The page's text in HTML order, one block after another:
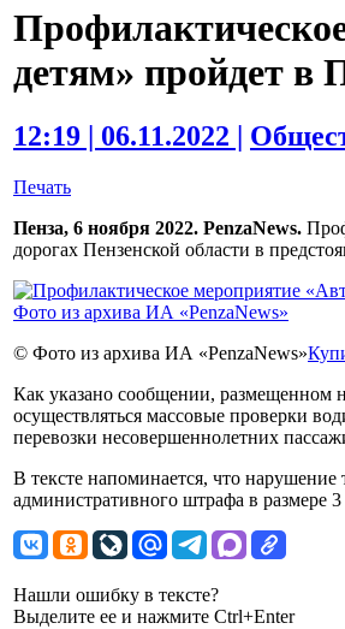
детям» пройдет в
12:19 | 06.11.2022 |
Печать
Пенза, 6 ноября 2022. PenzaNews.
дорогах Пензенской области в
© Фото из архива ИА «PenzaNews»
Как указано сообщении, размещенном
осуществляться массовые проверки
перевозки несовершеннолетних
В тексте напоминается, что нарушение
административного штрафа в размере
Нашли ошибку в тексте?
Выделите ее и нажмите Ctrl+Enter